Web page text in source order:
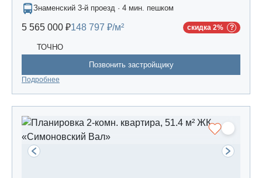
Знаменский 3-й проезд · 4 мин. пешком
5 565 000 ₽148 797 ₽/м² скидка 2%
ТОЧНО
Позвонить застройщику
Подробнее